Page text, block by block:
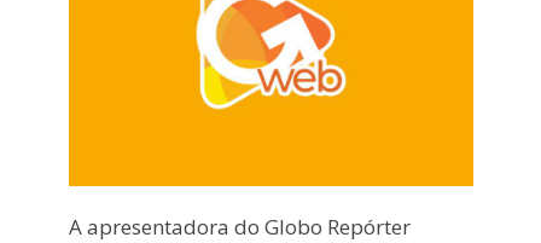
A apresentadora do Globo Repórter